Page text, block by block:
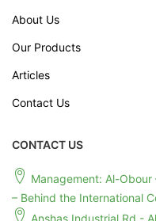
About Us
Our Products
Articles
Contact Us
CONTACT US
Management: Al-
– Behind the International